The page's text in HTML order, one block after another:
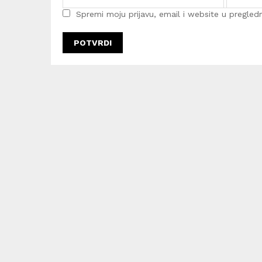
Spremi moju prijavu, email i website u